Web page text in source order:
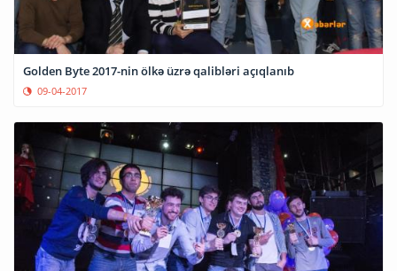
Golden Byte 2017-nin ölkə üzrə qalibləri açıqlanıb
09-04-2017